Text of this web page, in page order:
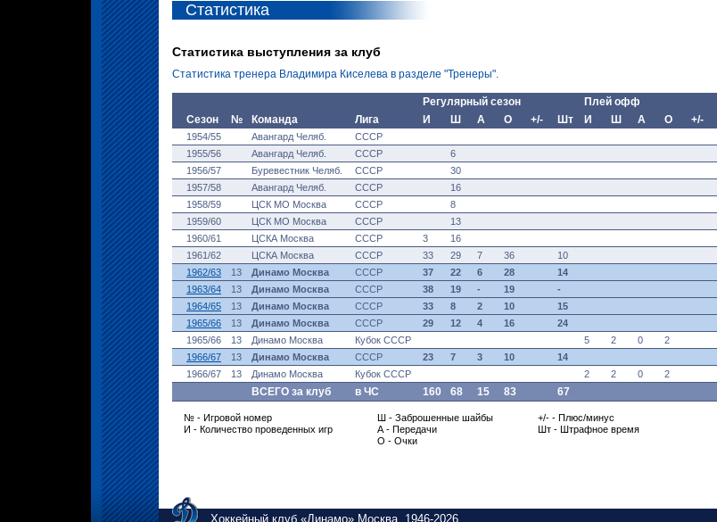
Статистика
Статистика выступления за клуб
Статистика тренера Владимира Киселева в разделе "Тренеры".
Регулярный сезон
Плей офф
Сезон
№ Команда Лига И Ш А О +/- Шт И Ш А О +/-
1954/55 Авангард Челяб.
СССР
1955/56
Авангард Челяб. СССР
6
1956/57
Буревестник Челяб. СССР
30
1957/58
Авангард Челяб. СССР
16
1958/59
ЦСК МО Москва СССР
8
1959/60
ЦСК МО Москва СССР
13
1960/61
ЦСКА Москва СССР 3
16
1961/62
ЦСКА Москва СССР 33 29 7 36
10
1962/63
13 Динамо Москва СССР 37 22 6 28
14
1963/64
13 Динамо Москва СССР 38 19 - 19
-
1964/65
13 Динамо Москва СССР 33 8 2 10
15
1965/66
13 Динамо Москва СССР 29 12 4 16
24
1965/66
13 Динамо Москва Кубок СССР 5 2 0 2
1966/67
13 Динамо Москва СССР 23 7 3 10
14
1966/67
13 Динамо Москва Кубок СССР 2 2 0 2
ВСЕГО за клуб в ЧС 160 68 15 83 67
№ - Игровой номер
И - Количество проведенных игр
Ш - Заброшенные шайбы
А - Передачи
О - Очки
+/- - Плюс/минус
Шт - Штрафное время
Хоккейный клуб «Динамо» Москва, 1946-2026